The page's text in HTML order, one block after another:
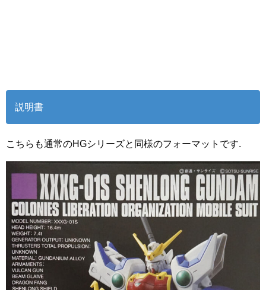
説明書
こちらも通常のHGシリーズと同様のフォーマットです.